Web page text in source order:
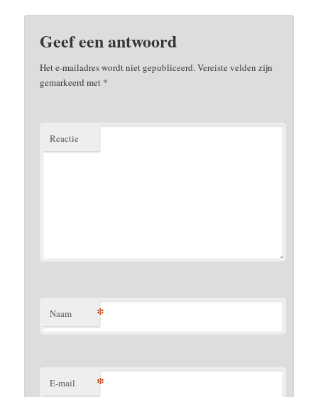
Geef een antwoord
Het e-mailadres wordt niet gepubliceerd.Vereiste velden zijn
gemarkeerd met *
Reactie
Naam *
E-mail *